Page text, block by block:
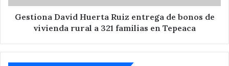
vivienda
rural
Gestiona David Huerta Ruiz entrega de bonos de
vivienda rural a 321 familias en Tepeaca